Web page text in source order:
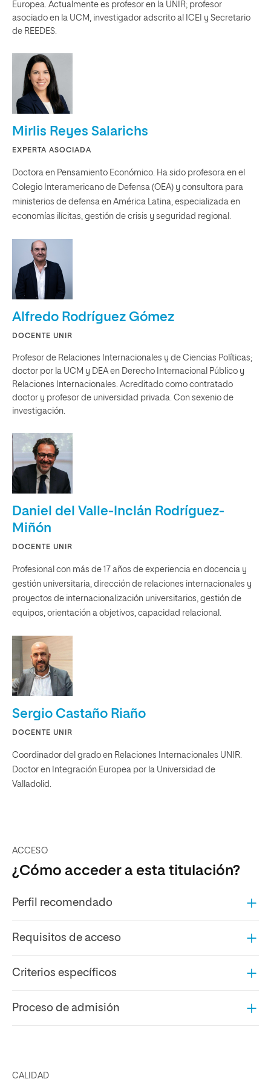
Europea. Actualmente es profesor en la UNIR; profesor
asociado en la UCM, investigador adscrito al ICEI y Secretario
de REEDES.
Mirlis Reyes Salarichs
EXPERTA ASOCIADA
Doctora en Pensamiento Económico. Ha sido profesora en el
Colegio Interamericano de Defensa (OEA) y consultora para
ministerios de defensa en América Latina, especializada en
economías ilícitas, gestión de crisis y seguridad regional.
Alfredo Rodríguez Gómez
DOCENTE UNIR
Profesor de Relaciones Internacionales y de Ciencias Políticas;
doctor por la UCM y DEA en Derecho Internacional Público y
Relaciones Internacionales. Acreditado como contratado
doctor y profesor de universidad privada. Con sexenio de
investigación.
Daniel del Valle-Inclán Rodríguez-
Miñón
DOCENTE UNIR
Profesional con más de 17 años de experiencia en docencia y
gestión universitaria, dirección de relaciones internacionales y
proyectos de internacionalización universitarios, gestión de
equipos, orientación a objetivos, capacidad relacional.
Sergio Castaño Riaño
DOCENTE UNIR
Coordinador del grado en Relaciones Internacionales UNIR.
Doctor en Integración Europea por la Universidad de
Valladolid.
ACCESO
¿Cómo acceder a esta titulación?
Perfil recomendado
Requisitos de acceso
Criterios específicos
Proceso de admisión
CALIDAD